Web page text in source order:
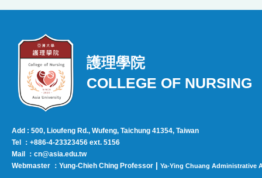
護理學院
COLLEGE OF NURSING
Add : 500, Lioufeng Rd., Wufeng, Taichung 41354, Taiwan
Tel ：+886-4-23323456 ext. 5156
Mail ：cn@asia.edu.tw
Webmaster ：Yung-Chieh Ching Professor |Ya-Ying Chuang Administrative